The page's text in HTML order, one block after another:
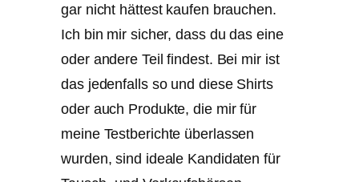
gar nicht hättest kaufen brauchen.
Ich bin mir sicher, dass du das eine
oder andere Teil findest. Bei mir ist
das jedenfalls so und diese Shirts
oder auch Produkte, die mir für
meine Testberichte überlassen
wurden, sind ideale Kandidaten für